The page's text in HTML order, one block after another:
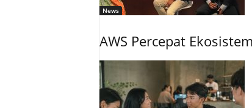
News
AWS Percepat